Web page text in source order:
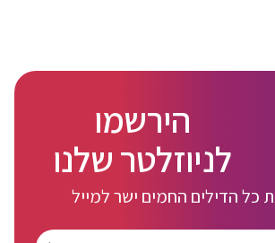
הירשמו
לניוזלטר שלנו